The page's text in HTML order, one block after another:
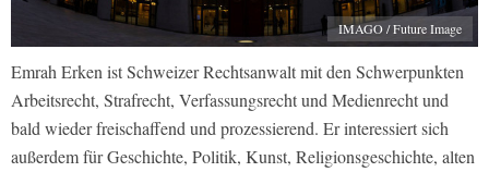
IMAGO / Future Image
Emrah Erken ist Schweizer Rechtsanwalt mit den Schwerpunkten
Arbeitsrecht, Strafrecht, Verfassungsrecht und Medienrecht und
bald wieder freischaffend und prozessierend. Er interessiert sich
außerdem für Geschichte, Politik, Kunst, Religionsgeschichte, alten